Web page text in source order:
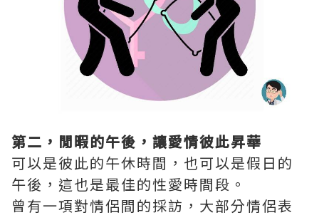
第二，閒暇的午後，讓愛情彼此昇華
可以是彼此的午休時間，也可以是假日的
午後，這也是最佳的性愛時間段。
曾有一項對情侶間的採訪，大部分情侶表